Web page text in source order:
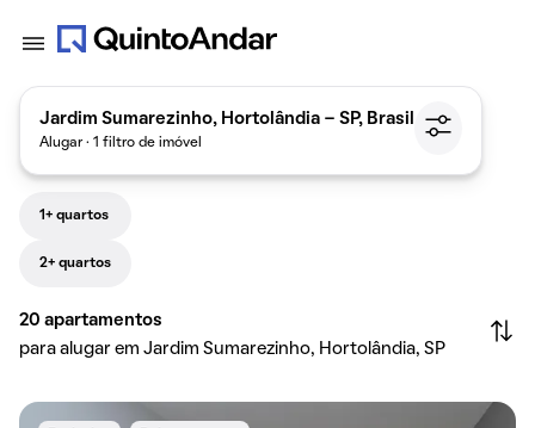
Jardim Sumarezinho, Hortolândia - SP, Brasil
Alugar · 1 filtro de imóvel
1+ quartos
2+ quartos
20 apartamentos
para alugar em Jardim Sumarezinho, Hortolândia, SP